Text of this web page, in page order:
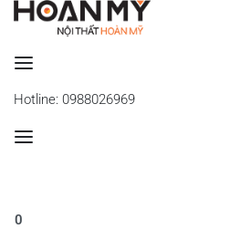
Hotline: 0988026969
0